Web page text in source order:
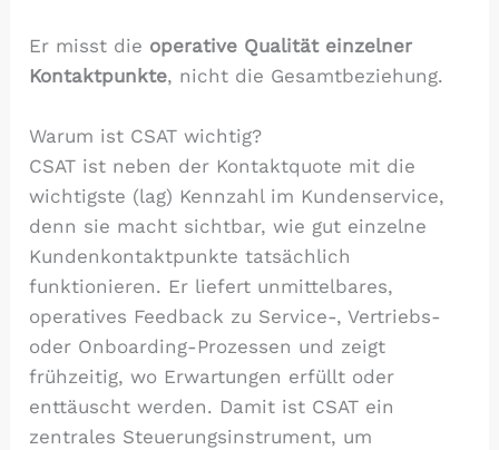
Er misst die operative Qualität einzelner
Kontaktpunkte, nicht die Gesamtbeziehung.
Warum ist CSAT wichtig?
CSAT ist neben der Kontaktquote mit die
wichtigste (lag) Kennzahl im Kundenservice,
denn sie macht sichtbar, wie gut einzelne
Kundenkontaktpunkte tatsächlich
funktionieren. Er liefert unmittelbares,
operatives Feedback zu Service-, Vertriebs-
oder Onboarding-Prozessen und zeigt
frühzeitig, wo Erwartungen erfüllt oder
enttäuscht werden. Damit ist CSAT ein
zentrales Steuerungsinstrument, um